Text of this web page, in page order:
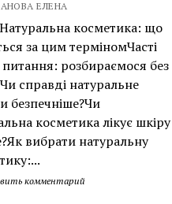
ЕЛЕНА
косметика: що
за цим терміномЧасті
питання: розбираємося без
справді натуральне
безпечніше?Чи
косметика лікує шкіру
вибрати натуральну
комментарий